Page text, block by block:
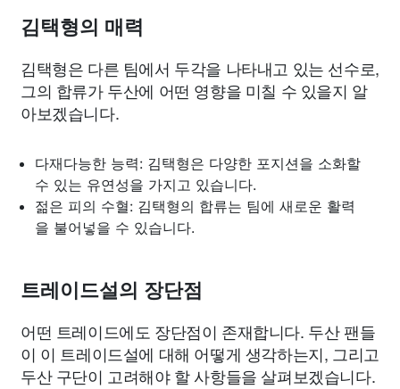
김택형의 매력
김택형은 다른 팀에서 두각을 나타내고 있는 선수로,
그의 합류가 두산에 어떤 영향을 미칠 수 있을지 알
아보겠습니다.
다재다능한 능력: 김택형은 다양한 포지션을 소화할
수 있는 유연성을 가지고 있습니다.
젊은 피의 수혈: 김택형의 합류는 팀에 새로운 활력
을 불어넣을 수 있습니다.
트레이드설의 장단점
어떤 트레이드에도 장단점이 존재합니다. 두산 팬들
이 이 트레이드설에 대해 어떻게 생각하는지, 그리고
두산 구단이 고려해야 할 사항들을 살펴보겠습니다.